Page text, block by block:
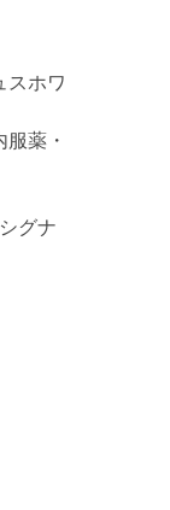
ホワ
薬・
グナ